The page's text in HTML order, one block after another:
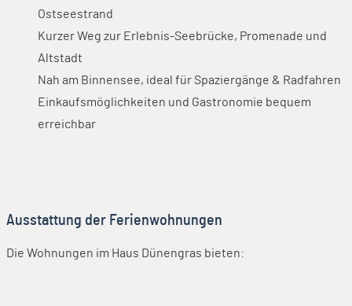
Ostseestrand
Kurzer Weg zur Erlebnis-Seebrücke, Promenade und
Altstadt
Nah am Binnensee, ideal für Spaziergänge & Radfahren
Einkaufsmöglichkeiten und Gastronomie bequem
erreichbar
Ausstattung der Ferienwohnungen
Die Wohnungen im Haus Dünengras bieten: